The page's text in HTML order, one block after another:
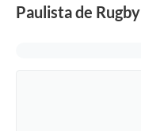
Paulista de Rugby